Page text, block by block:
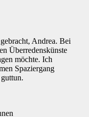
Andrea. Bei
Überredenskünste
möchte. Ich
Spaziergang